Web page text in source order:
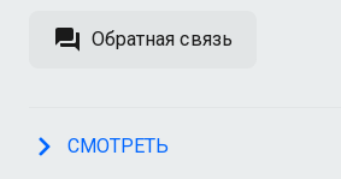
Обратная связь
СМОТРЕТЬ